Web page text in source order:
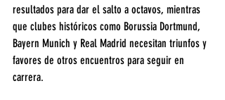
resultados para dar el salto a octavos, mientras
que clubes históricos como Borussia Dortmund,
Bayern Munich y Real Madrid necesitan triunfos y
favores de otros encuentros para seguir en
carrera.